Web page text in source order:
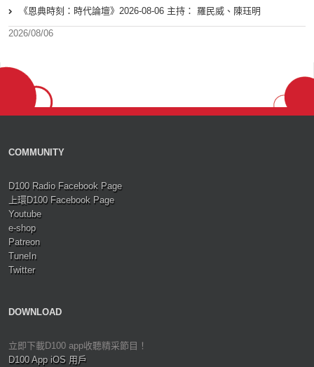
《恩典時刻：時代論壇》2026-08-06 主持： 羅民威、陳珏明
2026/08/06
COMMUNITY
D100 Radio Facebook Page
上環D100 Facebook Page
Youtube
e-shop
Patreon
TuneIn
Twitter
DOWNLOAD
立即下載D100 app收聽精采節目！
D100 App iOS 用戶